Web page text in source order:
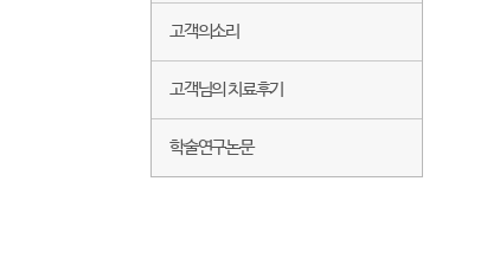
고객의소리
고객님의 치료후기
학술연구논문